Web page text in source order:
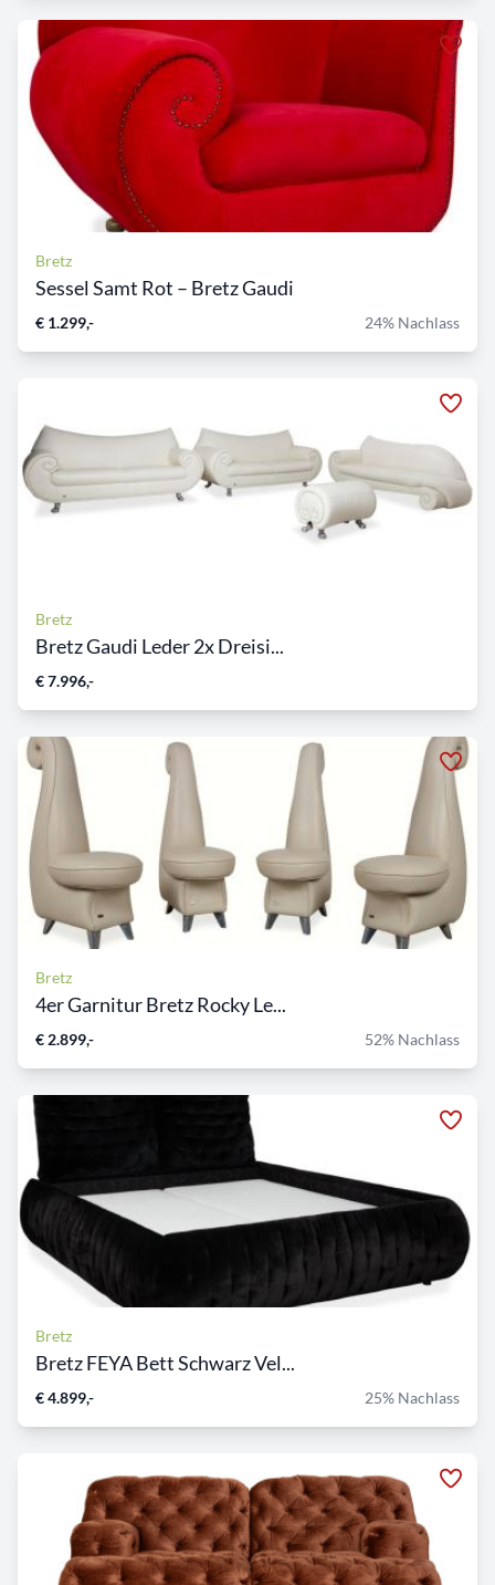
Bretz
Sessel Samt Rot – Bretz Gaudi
€ 1.299,- 24% Nachlass
Bretz
Bretz Gaudi Leder 2x Dreisi...
€ 7.996,-
Bretz
4er Garnitur Bretz Rocky Le...
€ 2.899,- 52% Nachlass
Bretz
Bretz FEYA Bett Schwarz Vel...
€ 4.899,- 25% Nachlass